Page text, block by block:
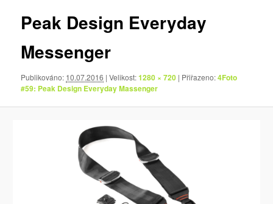
Peak Design Everyday
Messenger
Publikováno: 10.07.2016 | Velikost:1280 × 720 | Přiřazeno:4Foto
#59: Peak Design Everyday Massenger